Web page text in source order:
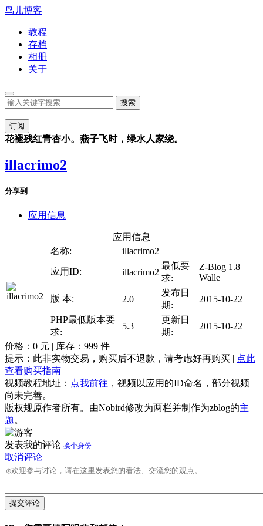
鸟儿博客
教程
存档
相册
关于
订阅
花褪残红青杏小。燕子飞时，绿水人家绕。
illacrimo2
分享到
应用信息
应用信息
名称:
illacrimo2
应用ID: illacrimo2
最低要
求:
Z-Blog 1.8
Walle
版 本: 2.0
发布日
期:
2015-10-22
PHP最低版本要
求:
5.3
更新日
期:
2015-10-22
价格： 0 元 | 库存： 999 件
提示：此非实物交易，购买后不退款，请考虑好再购买 | 点此
查看购买指南
视频教程地址： 点我前往 ，视频以应用的ID命名，部分视频
尚未完善。
版权规原作者所有。由Nobird修改为两栏并制作为zblog的主
题。
发表我的评论 换个身份
取消评论
提交评论